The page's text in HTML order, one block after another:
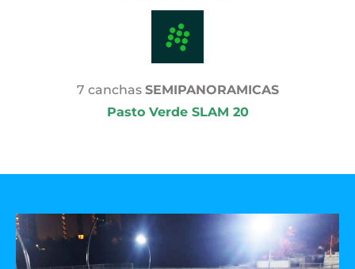
7 canchas SEMIPANORAMICAS
Pasto Verde SLAM 20